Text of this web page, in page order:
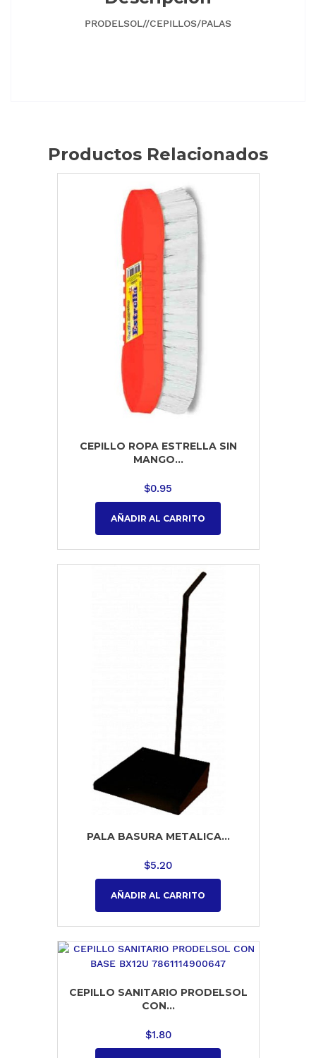
PRODELSOL//CEPILLOS/PALAS
Productos Relacionados
CEPILLO ROPA ESTRELLA SIN
MANGO...
$0.95
AÑADIR AL CARRITO
PALA BASURA METALICA...
$5.20
AÑADIR AL CARRITO
CEPILLO SANITARIO PRODELSOL
CON...
$1.80